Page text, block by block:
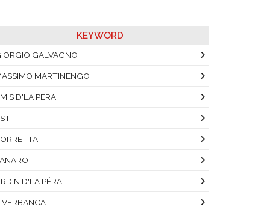
KEYWORD
GALVAGNO
MARTINENGO
D'LA PERA
D'LA PÉRA